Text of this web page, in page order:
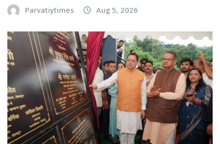
Parvatiytimes Aug 5, 2026